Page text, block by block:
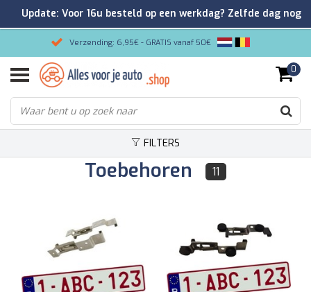
Verzending: 6,95€ - GRATIS vanaf 50€
Gemakkelijk bestellen/Veilig betalen
9.2/10 Klantenrating via Kiyoh!
0
FILTERS
Toebehoren 11
Update: Voor 16u besteld op een werkdag? Zelfde dag nog
verzonden!